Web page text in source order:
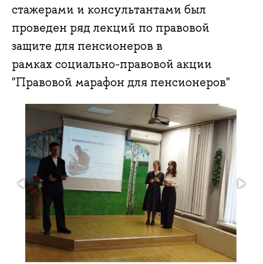
стажерами и консультантами был
проведен ряд лекций по правовой
защите для пенсионеров в
рамках социально-правовой акции
"Правовой марафон для пенсионеров"